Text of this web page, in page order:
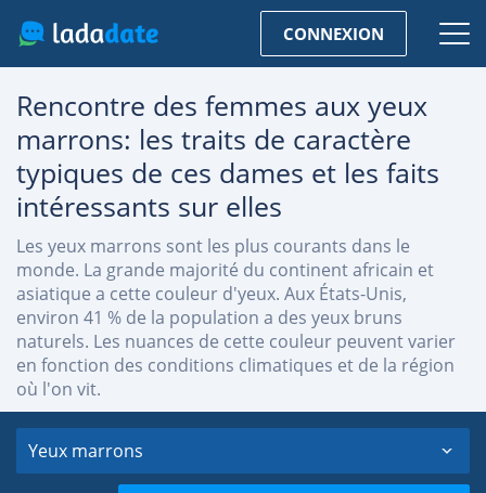
CONNEXION
Rencontre des femmes aux yeux
marrons: les traits de caractère
typiques de ces dames et les faits
intéressants sur elles
Les yeux marrons sont les plus courants dans le
monde. La grande majorité du continent africain et
asiatique a cette couleur d'yeux. Aux États-Unis,
environ 41 % de la population a des yeux bruns
naturels. Les nuances de cette couleur peuvent varier
en fonction des conditions climatiques et de la région
où l'on vit.
Yeux marrons